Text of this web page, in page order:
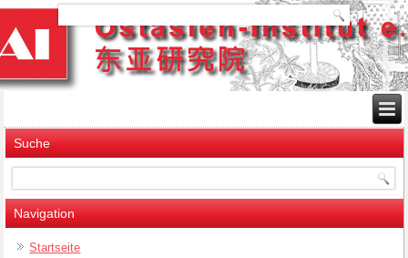
Suche
Navigation
Startseite